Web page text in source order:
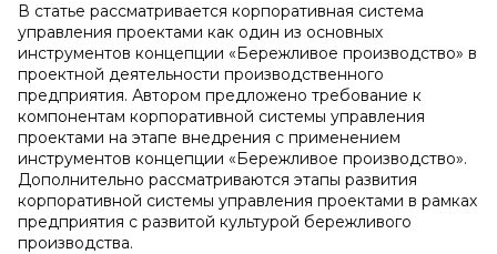
В статье рассматривается корпоративная система
управления проектами как один из основных
инструментов концепции «Бережливое производство» в
проектной деятельности производственного
предприятия. Автором предложено требование к
компонентам корпоративной системы управления
проектами на этапе внедрения с применением
инструментов концепции «Бережливое производство».
Дополнительно рассматриваются этапы развития
корпоративной системы управления проектами в рамках
предприятия с развитой культурой бережливого
производства.